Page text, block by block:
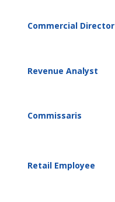
Commercial Director
Revenue Analyst
Commissaris
Retail Employee